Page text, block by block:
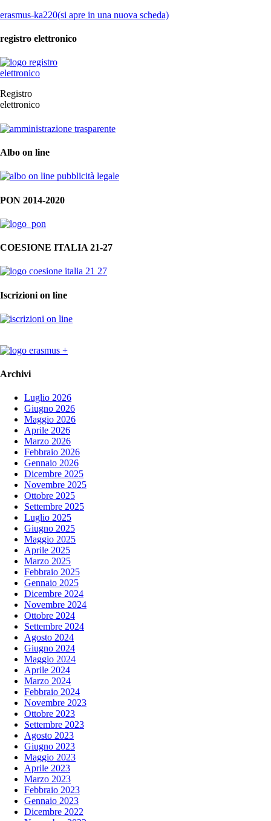
erasmus-ka220(si apre in una nuova scheda)
registro elettronico
Registro
elettronico
Albo on line
PON 2014-2020
COESIONE ITALIA 21-27
Iscrizioni on line
Archivi
Luglio 2026
Giugno 2026
Maggio 2026
Aprile 2026
Marzo 2026
Febbraio 2026
Gennaio 2026
Dicembre 2025
Novembre 2025
Ottobre 2025
Settembre 2025
Luglio 2025
Giugno 2025
Maggio 2025
Aprile 2025
Marzo 2025
Febbraio 2025
Gennaio 2025
Dicembre 2024
Novembre 2024
Ottobre 2024
Settembre 2024
Agosto 2024
Giugno 2024
Maggio 2024
Aprile 2024
Marzo 2024
Febbraio 2024
Novembre 2023
Ottobre 2023
Settembre 2023
Agosto 2023
Giugno 2023
Maggio 2023
Aprile 2023
Marzo 2023
Febbraio 2023
Gennaio 2023
Dicembre 2022